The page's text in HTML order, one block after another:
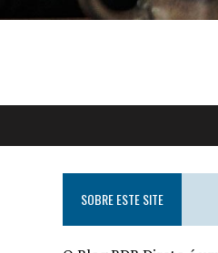
SOBRE ESTE SITE